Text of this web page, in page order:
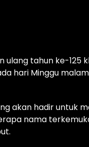
ulang tahun ke-125
hari Minggu
akan hadir untuk
nama